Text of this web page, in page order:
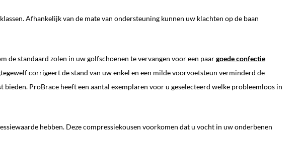
Afhankelijk van de mate van ondersteuning kunnen uw klachten op de baan
de standaard zolen in uw golfschoenen te vervangen voor een paargoede confectie
corrigeert de stand van uw enkel en een milde voorvoetsteun verminderd de
ProBrace heeft een aantal exemplaren voor u geselecteerd welke probleemloos in
hebben. Deze compressiekousen voorkomen dat u vocht in uw onderbenen